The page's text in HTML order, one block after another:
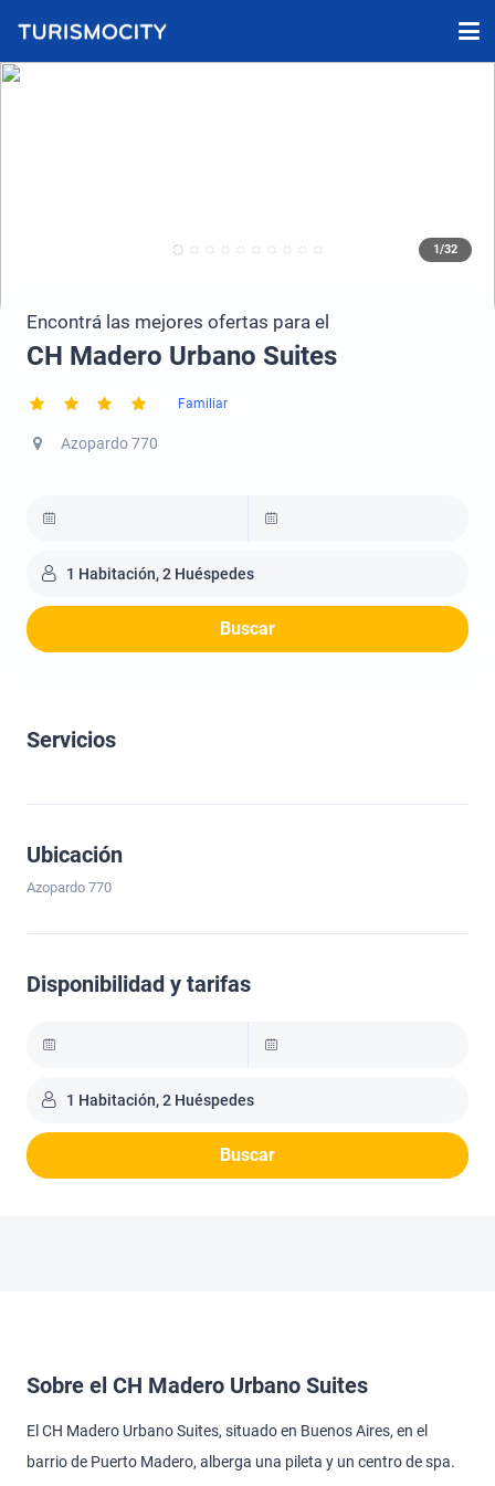
1/32
Encontrá las mejores ofertas para el
CH Madero Urbano Suites
Familiar
Azopardo 770
1 Habitación, 2 Huéspedes
Buscar
Servicios
Ubicación
Azopardo 770
Disponibilidad y tarifas
1 Habitación, 2 Huéspedes
Buscar
Sobre el CH Madero Urbano Suites
El CH Madero Urbano Suites, situado en Buenos Aires, en el
barrio de Puerto Madero, alberga una pileta y un centro de spa.